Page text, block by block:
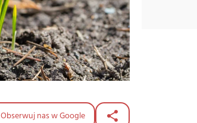
Obserwuj nas w Google